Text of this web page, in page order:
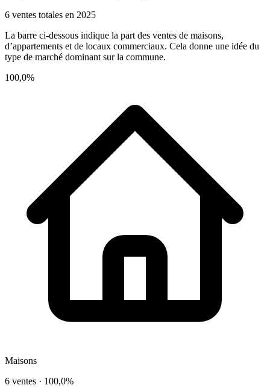
6 ventes totales en 2025
La barre ci-dessous indique la part des ventes de maisons,
d’appartements et de locaux commerciaux. Cela donne une idée du
type de marché dominant sur la commune.
100,0%
Maisons
6 ventes · 100,0%